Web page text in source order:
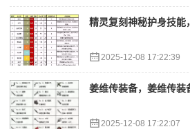
精灵复刻神秘护身技能
2025-12-08 17:22:39
姜维传装备，姜维传装
2025-12-08 17:22:07